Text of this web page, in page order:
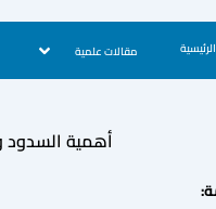
الرئيسية مقالات علمية
أهمية السدود